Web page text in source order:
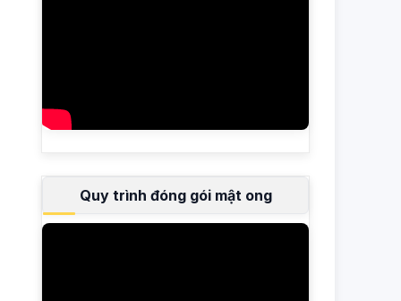
Quy trình đóng gói mật ong